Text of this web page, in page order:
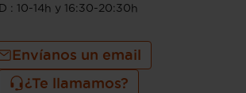
con portón
D : 10-14h y 16:30-20:30h
Envíanos un email
¿Te llamamos?